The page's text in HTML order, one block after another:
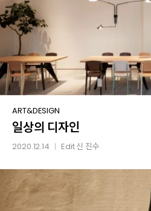
일상의
디자인
ART&DESIGN
일상의 디자인
2020.12.14 Edit신 진수